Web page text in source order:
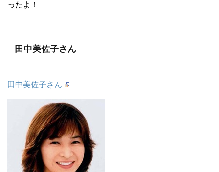
ったよ！
田中美佐子さん
田中美佐子さん